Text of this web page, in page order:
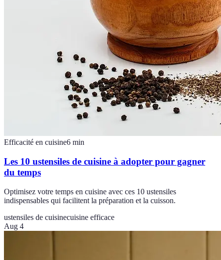
Efficacité en cuisine6 min
Les 10 ustensiles de cuisine à adopter pour gagner
du temps
Optimisez votre temps en cuisine avec ces 10 ustensiles
indispensables qui facilitent la préparation et la cuisson.
ustensiles de cuisinecuisine efficace
Aug 4